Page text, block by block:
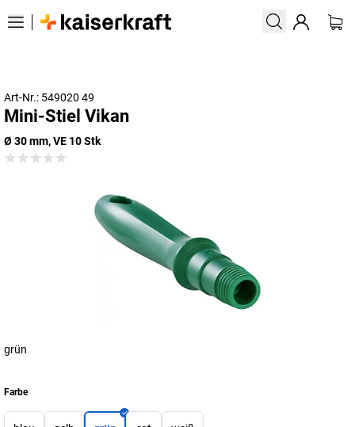
Art-Nr.: 549020 49
Mini-Stiel Vikan
Ø 30 mm, VE 10 Stk
grün
Farbe